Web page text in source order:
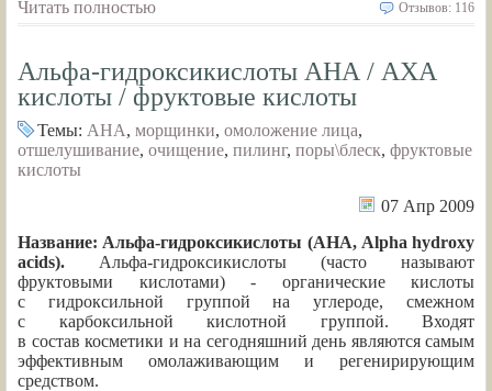
Читать полностью
Отзывов: 116
Альфа-гидроксикислоты АНА / АХА
кислоты / фруктовые кислоты
Темы: AHA, морщинки, омоложение лица,
отшелушивание, очищение, пилинг, поры\блеск, фруктовые
кислоты
07 Апр 2009
Название: Альфа-гидроксикислоты (АHА, Alpha hydroxy
acids). Альфа-гидроксикислоты (часто называют
фруктовыми кислотами) - органические кислоты
с гидроксильной группой на углероде, смежном
с карбоксильной кислотной группой. Входят
в состав косметики и на сегодняшний день являются самым
эффективным омолаживающим и регенирирующим
средством.